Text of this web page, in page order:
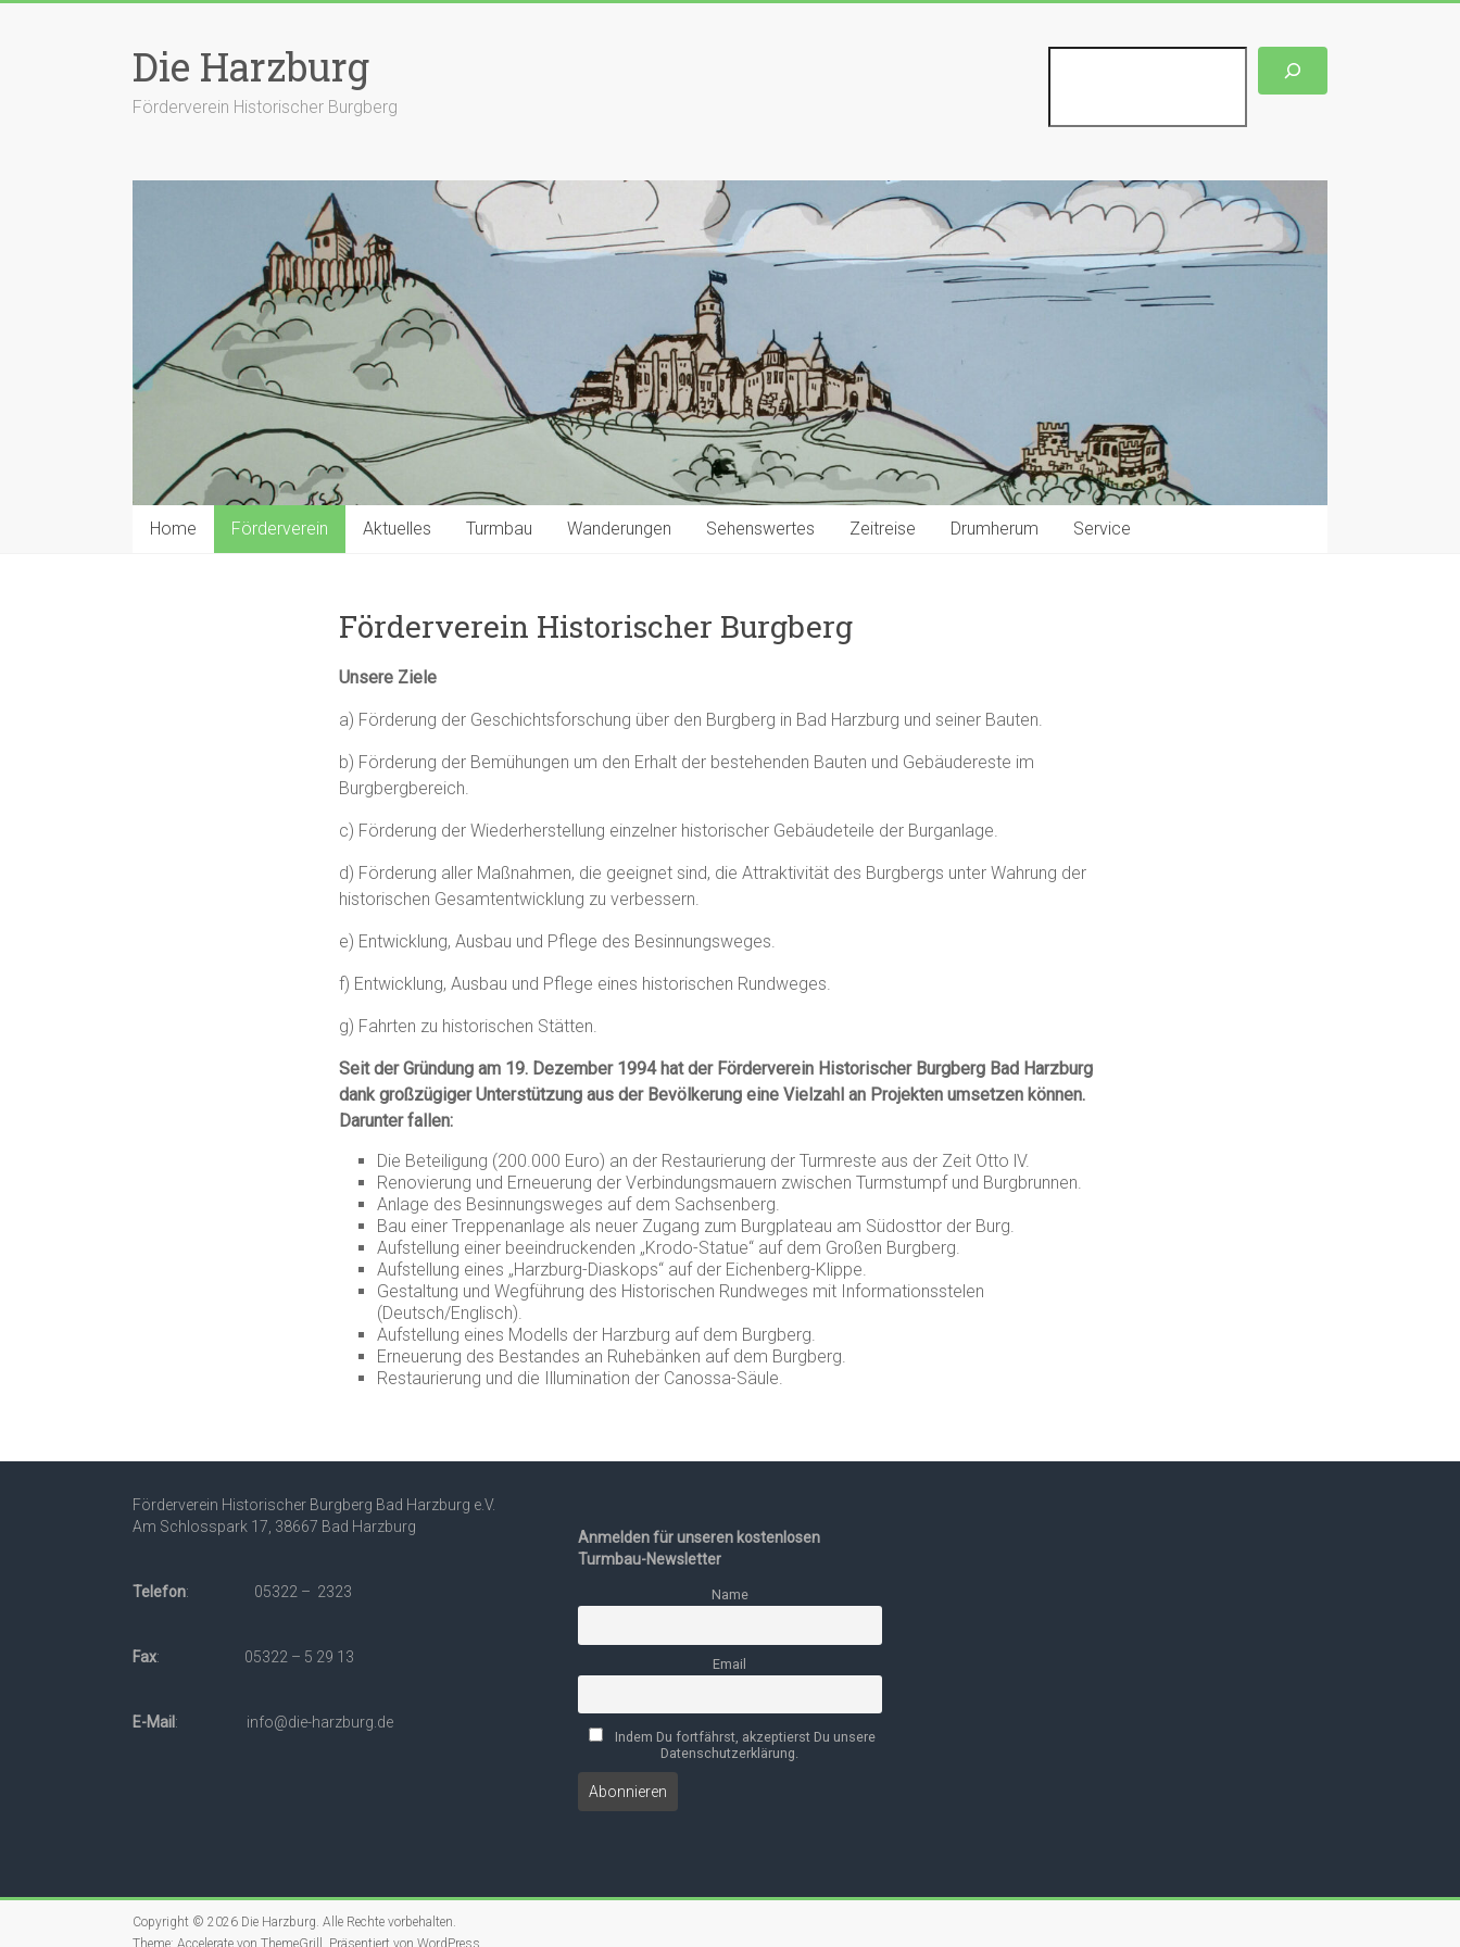
Die Harzburg
Förderverein Historischer Burgberg
Home Förderverein Aktuelles Turmbau Wanderungen Sehenswertes Zeitreise Drumherum Service
Förderverein Historischer Burgberg
Unsere Ziele
a) Förderung der Geschichtsforschung über den Burgberg in Bad Harzburg und seiner Bauten.
b) Förderung der Bemühungen um den Erhalt der bestehenden Bauten und Gebäudereste im
Burgbergbereich.
c) Förderung der Wiederherstellung einzelner historischer Gebäudeteile der Burganlage.
d) Förderung aller Maßnahmen, die geeignet sind, die Attraktivität des Burgbergs unter Wahrung der
historischen Gesamtentwicklung zu verbessern.
e) Entwicklung, Ausbau und Pflege des Besinnungsweges.
f) Entwicklung, Ausbau und Pflege eines historischen Rundweges.
g) Fahrten zu historischen Stätten.
Seit der Gründung am 19. Dezember 1994 hat der Förderverein Historischer Burgberg Bad Harzburg
dank großzügiger Unterstützung aus der Bevölkerung eine Vielzahl an Projekten umsetzen können.
Darunter fallen:
Die Beteiligung (200.000 Euro) an der Restaurierung der Turmreste aus der Zeit Otto lV.
Renovierung und Erneuerung der Verbindungsmauern zwischen Turmstumpf und Burgbrunnen.
Anlage des Besinnungsweges auf dem Sachsenberg.
Bau einer Treppenanlage als neuer Zugang zum Burgplateau am Südosttor der Burg.
Aufstellung einer beeindruckenden „Krodo-Statue“ auf dem Großen Burgberg.
Aufstellung eines „Harzburg-Diaskops“ auf der Eichenberg-Klippe.
Gestaltung und Wegführung des Historischen Rundweges mit Informationsstelen
(Deutsch/Englisch).
Aufstellung eines Modells der Harzburg auf dem Burgberg.
Erneuerung des Bestandes an Ruhebänken auf dem Burgberg.
Restaurierung und die Illumination der Canossa-Säule.
Förderverein Historischer Burgberg Bad Harzburg e.V.
Am Schlosspark 17, 38667 Bad Harzburg
Telefon: 05322 – 2323
Fax: 05322 – 5 29 13
E-Mail : info@die-harzburg.de
Anmelden für unseren kostenlosen
Turmbau-Newsletter
Name
Email
Indem Du fortfährst, akzeptierst Du unsere
Datenschutzerklärung.
Copyright © 2026 Die Harzburg . Alle Rechte vorbehalten.
Theme: Accelerate von ThemeGrill. Präsentiert von WordPress